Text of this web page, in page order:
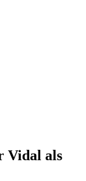
Vidal als